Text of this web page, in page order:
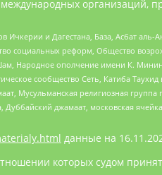
организаций,
и Дагестана, База, Асбат
социальных реформ, Общество
Народное ополчение имени К.
сообщество Сеть, Катиба
Мусульманская религиозная
джамаат, московская
данные на
которых судом